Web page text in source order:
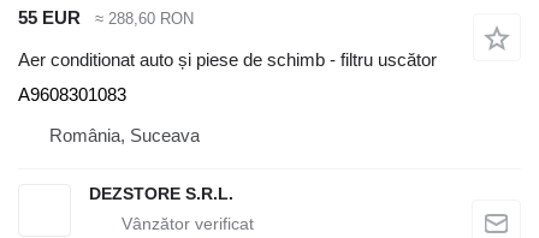
55 EUR ≈ 288,60 RON
Aer conditionat auto și piese de schimb - filtru uscător
A9608301083
România, Suceava
DEZSTORE S.R.L.